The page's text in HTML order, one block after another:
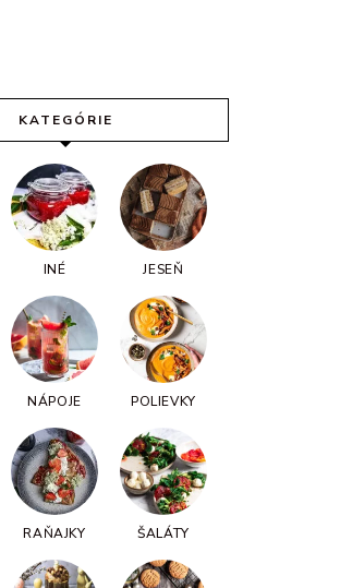
KATEGÓRIE
INÉ JESEŇ
NÁPOJE POLIEVKY
RAŇAJKY ŠALÁTY